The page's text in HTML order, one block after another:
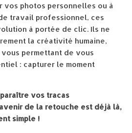
vos photos personnelles ou à
travail professionnel, ces
à portée de clic. Ils ne
la créativité humaine,
permettant de vous
: capturer le moment
vos tracas
de la retouche est déjà là,
simple !